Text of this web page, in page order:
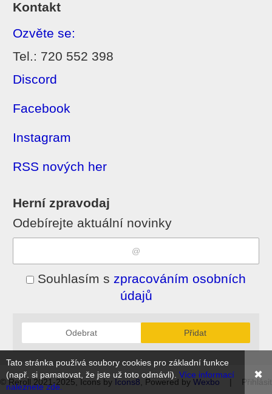
Kontakt
Ozvěte se:
Tel.: 720 552 398
Discord
Facebook
Instagram
RSS nových her
Herní zpravodaj
Odebírejte aktuální novinky
Souhlasím s zpracováním osobních
údajů
Odebrat Přidat
© Reroll 2021-2025, Icons by Icons8 , Powered by Wexbo | Přihlásit
Tato stránka používá soubory cookies pro základní funkce
(např. si pamatovat, že jste už toto odmávli). Více informací
naleznete zde.
✖